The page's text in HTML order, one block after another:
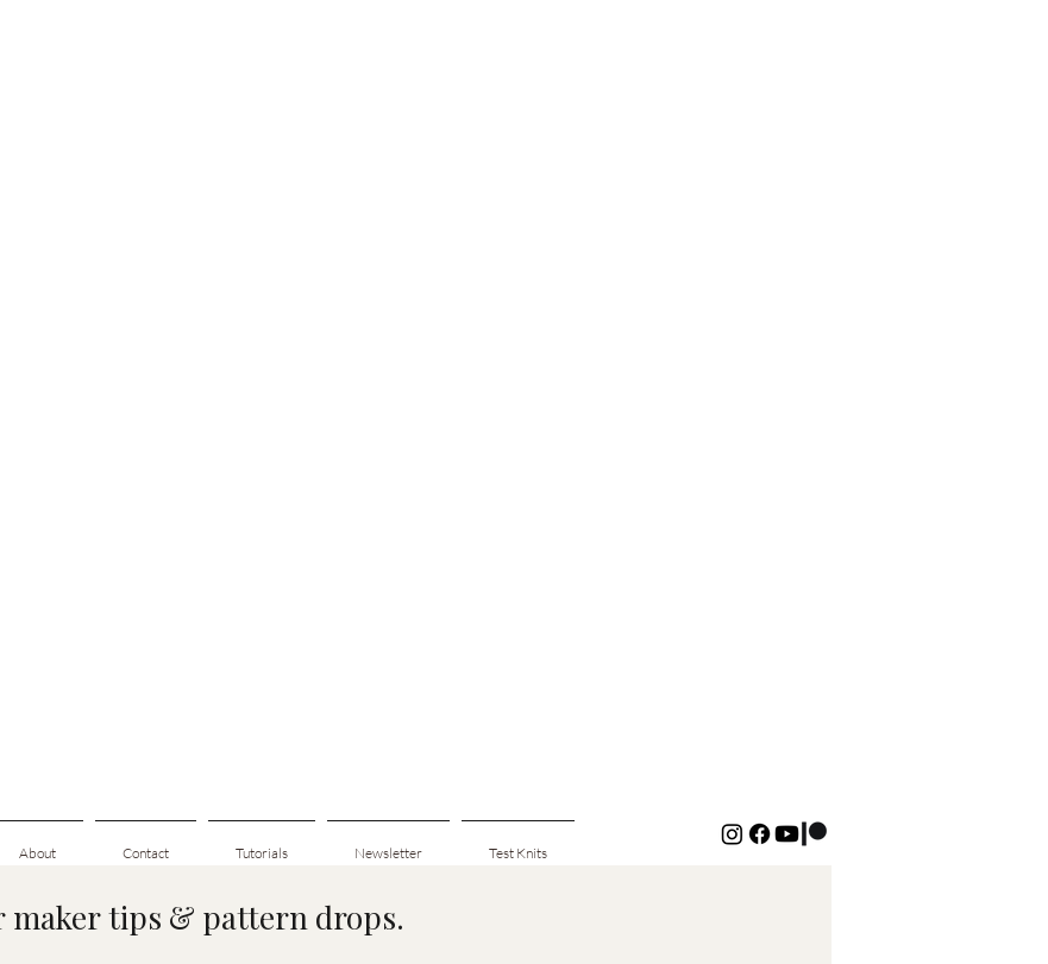
About Contact Tutorials Newsletter Test Knits
maker tips & pattern drops.